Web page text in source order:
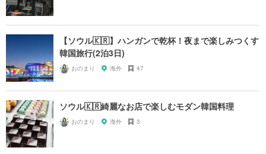
【ソウル🇰🇷】ハンガンで乾杯！夜まで楽しみつくす
韓国旅行(2泊3日)
おのまり 海外 47
ソウル🇰🇷綺麗なお店で楽しむモダン韓国料理
おのまり 海外 3